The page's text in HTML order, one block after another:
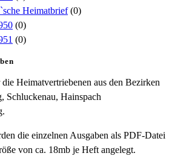
Heimatbrief (0)
(0)
(0)
Heimatvertriebenen aus den Bezirken
Schluckenau, Hainspach
die einzelnen Ausgaben als PDF-Datei
von ca. 18mb je Heft angelegt.